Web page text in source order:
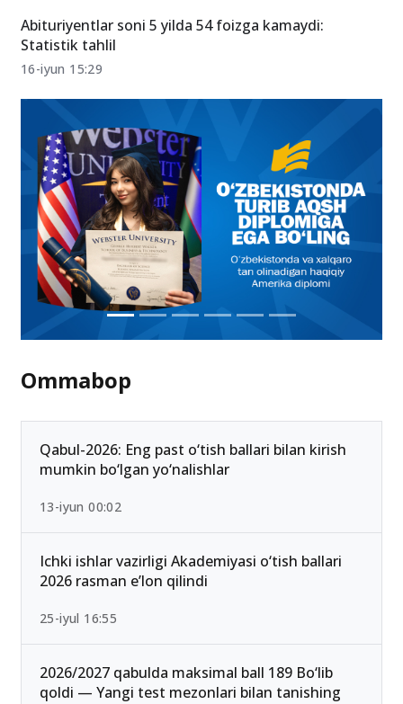
Abituriyentlar soni 5 yilda 54 foizga kamaydi:
Statistik tahlil
16-iyun 15:29
Ommabop
Qabul-2026: Eng past o‘tish ballari bilan kirish
mumkin bo‘lgan yo‘nalishlar
13-iyun 00:02
Ichki ishlar vazirligi Akademiyasi o‘tish ballari
2026 rasman e’lon qilindi
25-iyul 16:55
2026/2027 qabulda maksimal ball 189 Bo‘lib
qoldi — Yangi test mezonlari bilan tanishing